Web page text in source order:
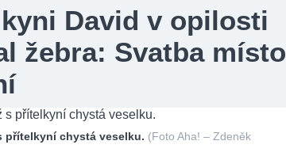
David v opilosti
žebra: Svatba místo
přítelkyní chystá veselku. (Foto Aha! – Zdeněk